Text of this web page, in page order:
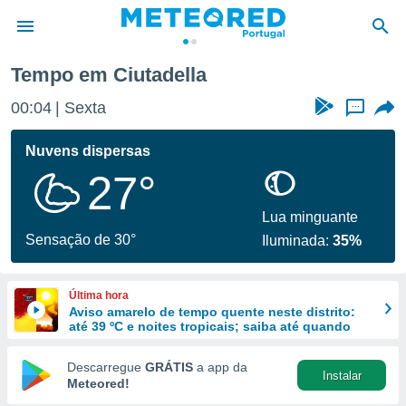
da
foi
fornecidas
a este
das
e
forma
digital
Tempo em Ciutadella
00:04 Sexta ...
Nuvens dispersas
27°
Sensação de 30°
Lua minguante
Iluminada:35%
Última hora
Aviso amarelo de tempo quente neste distrito:
até 39 ºC e noites tropicais; saiba até quando
Descarregue GRÁTIS a app da
Meteored!
Instalar